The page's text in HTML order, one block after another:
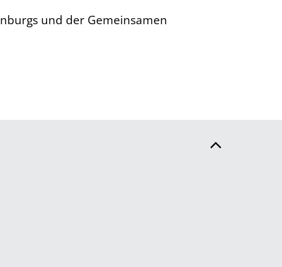
und der Gemeinsamen